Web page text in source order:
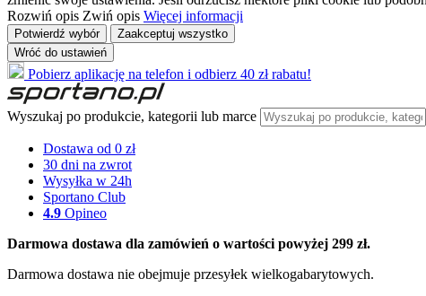
Rozwiń opis Zwiń opis Więcej informacji
Potwierdź wybór
Zaakceptuj wszystko
Wróć do ustawień
Pobierz aplikację na telefon i odbierz 40 zł rabatu!
Wyszukaj po produkcie, kategorii lub marce
Dostawa od 0 zł
30 dni na zwrot
Wysyłka w 24h
Sportano Club
4.9 Opineo
Darmowa dostawa dla zamówień o wartości powyżej 299 zł.
Darmowa dostawa nie obejmuje przesyłek wielkogabarytowych.